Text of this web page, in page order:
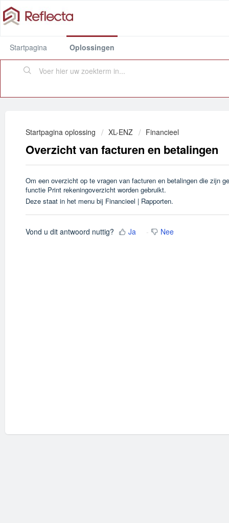
Startpagina Oplossingen
Startpagina oplossing XL-ENZ Financieel
Overzicht van facturen en betalingen
Om een overzicht op te vragen van facturen en betalingen die zijn
functie Print rekeningoverzicht worden gebruikt.
Deze staat in het menu bij Financieel | Rapporten.
Vond u dit antwoord nuttig? Ja Nee